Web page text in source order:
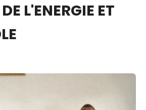
L'ENERGIE ET